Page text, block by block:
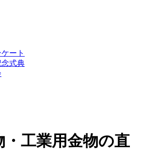
ート
念式典
・工業用金物の直